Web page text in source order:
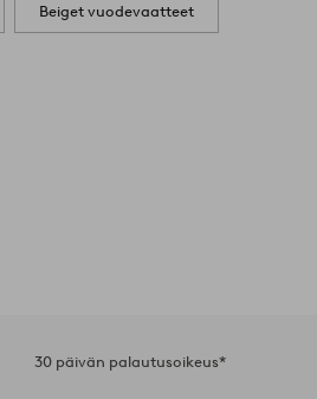
Beiget vuodevaatteet
30 päivän palautusoikeus*